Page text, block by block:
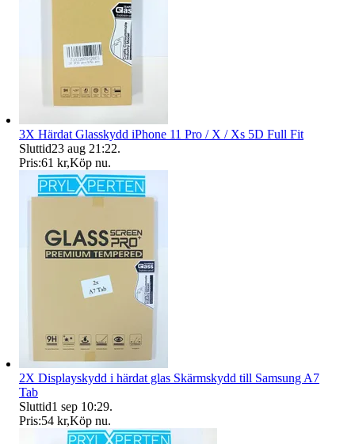
3X Härdat Glasskydd iPhone 11 Pro / X / Xs 5D Full Fit
Sluttid23 aug 21:22.
Pris:61 kr,Köp nu.
2X Displayskydd i härdat glas Skärmskydd till Samsung A7
Tab
Sluttid1 sep 10:29.
Pris:54 kr,Köp nu.